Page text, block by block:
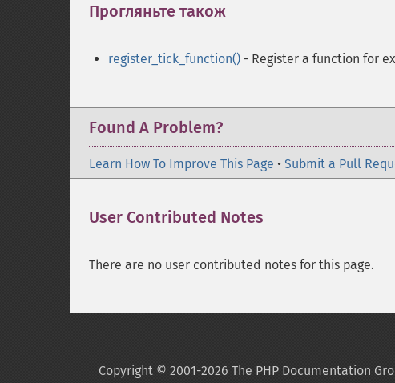
Прогляньте також
register_tick_function() - Register a function for
Found A Problem?
Learn How To Improve This Page • Submit a Pull
User Contributed Notes
There are no user contributed notes for this page.
Copyright © 2001-2026 The PHP Documentation